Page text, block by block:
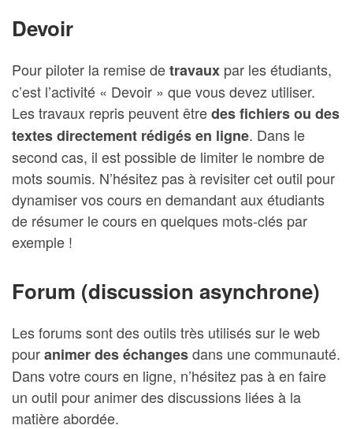
Devoir
Pour piloter la remise detravaux par les étudiants,
c’est l’activité « Devoir » que vous devez utiliser.
Les travaux repris peuvent êtredes fichiers ou des
textes directement rédigés en ligne. Dans le
second cas, il est possible de limiter le nombre de
mots soumis. N’hésitez pas à revisiter cet outil pour
dynamiser vos cours en demandant aux étudiants
de résumer le cours en quelques mots-clés par
exemple !
Forum (discussion asynchrone)
Les forums sont des outils très utilisés sur le web
pouranimer des échangesdans une communauté.
Dans votre cours en ligne, n’hésitez pas à en faire
un outil pour animer des discussions liées à la
matière abordée.